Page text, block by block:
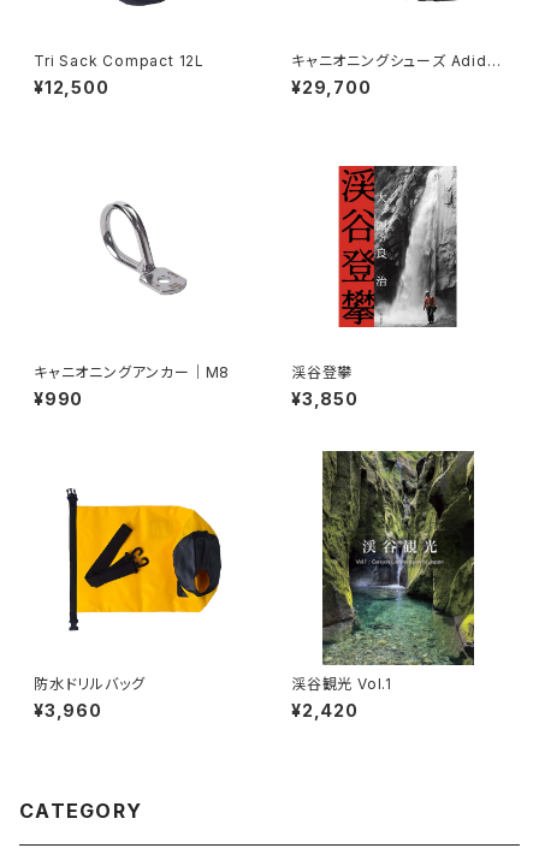
Tri Sack Compact 12L
¥12,500
キャニオニングシューズ Adida
s Hydro-Lace
¥29,700
キャニオニングアンカー｜M8
¥990
渓谷登攀
¥3,850
防水ドリルバッグ
¥3,960
渓谷観光 Vol.1
¥2,420
CATEGORY